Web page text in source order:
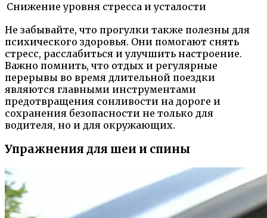
Снижение уровня стресса и усталости
Не забывайте, что прогулки также полезны для
психического здоровья. Они помогают снять
стресс, расслабиться и улучшить настроение.
Важно помнить, что отдых и регулярные
перерывы во время длительной поездки
являются главными инструментами
предотвращения сонливости на дороге и
сохранения безопасности не только для
водителя, но и для окружающих.
Упражнения для шеи и спины